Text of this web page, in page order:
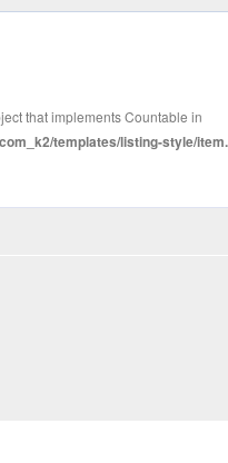
that implements Countable in
templates/listing-style/